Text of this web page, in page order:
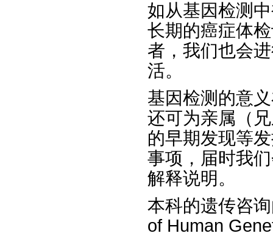
如从基因检测
长期的癌症体
者，我们也会
活。
基因检测的意
还可为亲属（
的早期发现等
事项，届时我
解释说明。
本科的遗传咨
of Human